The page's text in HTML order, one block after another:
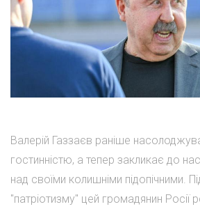
Валерій Газзаєв раніше
гостинністю, а тепер закликає до
над своїми колишніми підопічними.
"патріотизму" цей громадянин Росії